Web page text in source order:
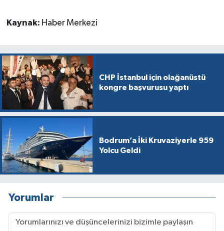
Kaynak: Haber Merkezi
CHP İstanbul için olağanüstü
kongre başvurusu yaptı
Bodrum’a İki Kruvaziyerle 959
Yolcu Geldi
Yorumlar